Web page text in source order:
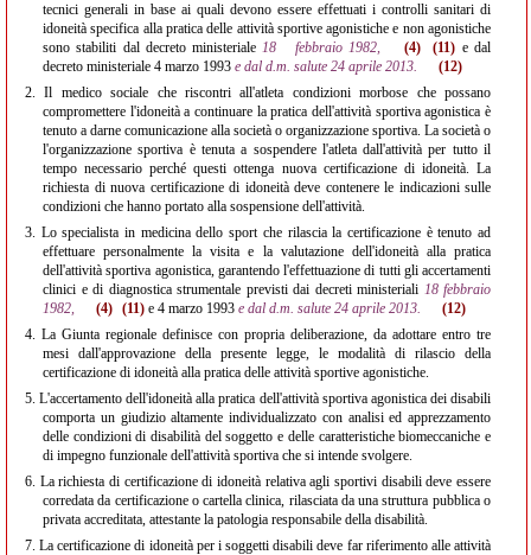
tecnici generali in base ai quali devono essere effettuati i controlli sanitari di
idoneità specifica alla pratica delle attività sportive agonistiche e non agonistiche
sono stabiliti dal decreto ministeriale18 febbraio 1982, (4) (11) e dal
decreto ministeriale 4 marzo 1993 e dal d.m. salute 24 aprile 2013.
(12)
2.Il medico sociale che riscontri all'atleta condizioni morbose che possano
compromettere l'idoneità a continuare la pratica dell'attività sportiva agonistica è
tenuto a darne comunicazione alla società o organizzazione sportiva. La società o
l'organizzazione sportiva è tenuta a sospendere l'atleta dall'attività per tutto il
tempo necessario perché questi ottenga nuova certificazione di idoneità. La
richiesta di nuova certificazione di idoneità deve contenere le indicazioni sulle
condizioni che hanno portato alla sospensione dell'attività.
3. Lo specialista in medicina dello sport che rilascia la certificazione è tenuto ad
effettuare personalmente la visita e la valutazione dell'idoneità alla pratica
dell'attività sportiva agonistica, garantendo l'effettuazione di tutti gli accertamenti
clinici e di diagnostica strumentale previsti dai decreti ministeriali 18 febbraio
1982,
(4) (11) e 4 marzo 1993 e dal d.m. salute 24 aprile 2013.
(12)
4. La Giunta regionale definisce con propria deliberazione, da adottare entro tre
mesi dall'approvazione della presente legge, le modalità di rilascio della
certificazione di idoneità alla pratica delle attività sportive agonistiche.
5.L'accertamento dell'idoneità alla pratica dell'attività sportiva agonistica dei disabili
comporta un giudizio altamente individualizzato con analisi ed apprezzamento
delle condizioni di disabilità del soggetto e delle caratteristiche biomeccaniche e
di impegno funzionale dell'attività sportiva che si intende svolgere.
6. La richiesta di certificazione di idoneità relativa agli sportivi disabili deve essere
corredata da certificazione o cartella clinica, rilasciata da una struttura pubblica o
privata accreditata, attestante la patologia responsabile della disabilità.
7.La certificazione di idoneità per i soggetti disabili deve far riferimento alle attività